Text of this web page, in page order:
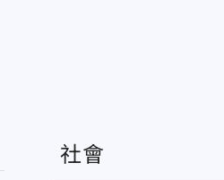
社會